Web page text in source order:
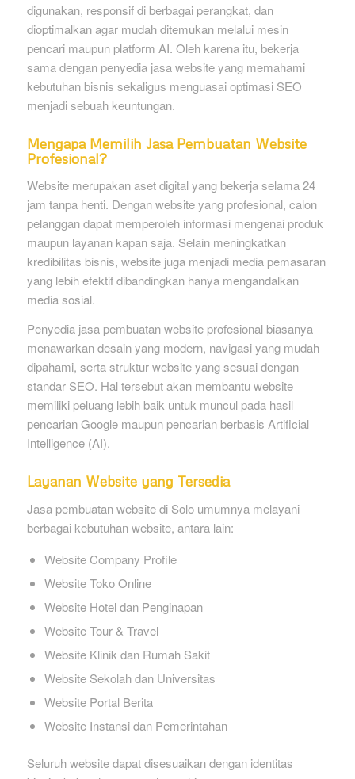
digunakan, responsif di berbagai perangkat, dan
dioptimalkan agar mudah ditemukan melalui mesin
pencari maupun platform AI. Oleh karena itu, bekerja
sama dengan penyedia jasa website yang memahami
kebutuhan bisnis sekaligus menguasai optimasi SEO
menjadi sebuah keuntungan.
Mengapa Memilih Jasa Pembuatan Website
Profesional?
Website merupakan aset digital yang bekerja selama 24
jam tanpa henti. Dengan website yang profesional, calon
pelanggan dapat memperoleh informasi mengenai produk
maupun layanan kapan saja. Selain meningkatkan
kredibilitas bisnis, website juga menjadi media pemasaran
yang lebih efektif dibandingkan hanya mengandalkan
media sosial.
Penyedia jasa pembuatan website profesional biasanya
menawarkan desain yang modern, navigasi yang mudah
dipahami, serta struktur website yang sesuai dengan
standar SEO. Hal tersebut akan membantu website
memiliki peluang lebih baik untuk muncul pada hasil
pencarian Google maupun pencarian berbasis Artificial
Intelligence (AI).
Layanan Website yang Tersedia
Jasa pembuatan website di Solo umumnya melayani
berbagai kebutuhan website, antara lain:
Website Company Profile
Website Toko Online
Website Hotel dan Penginapan
Website Tour & Travel
Website Klinik dan Rumah Sakit
Website Sekolah dan Universitas
Website Portal Berita
Website Instansi dan Pemerintahan
Seluruh website dapat disesuaikan dengan identitas